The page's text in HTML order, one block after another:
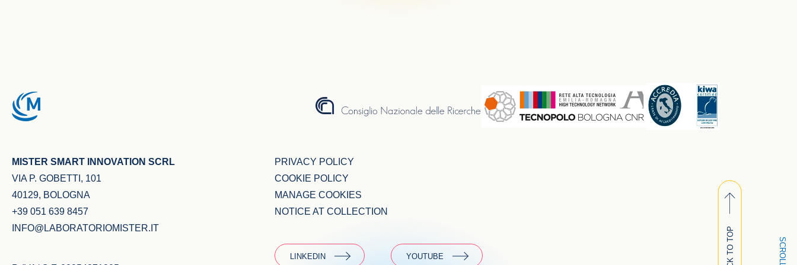
MISTER SMART INNOVATION SCRL
VIA P. GOBETTI, 101
40129, BOLOGNA
+39 051 639 8457
INFO@LABORATORIOMISTER.IT
PRIVACY POLICY
COOKIE POLICY
MANAGE COOKIES
NOTICE AT COLLECTION
LINKEDIN YOUTUBE BACK TO TOP